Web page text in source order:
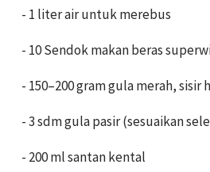
- 1 liter air untuk merebus
- 10 Sendok makan beras
- 150–200 gram gula merah, sisir
- 3 sdm gula pasir (sesuaikan
- 200 ml santan kental